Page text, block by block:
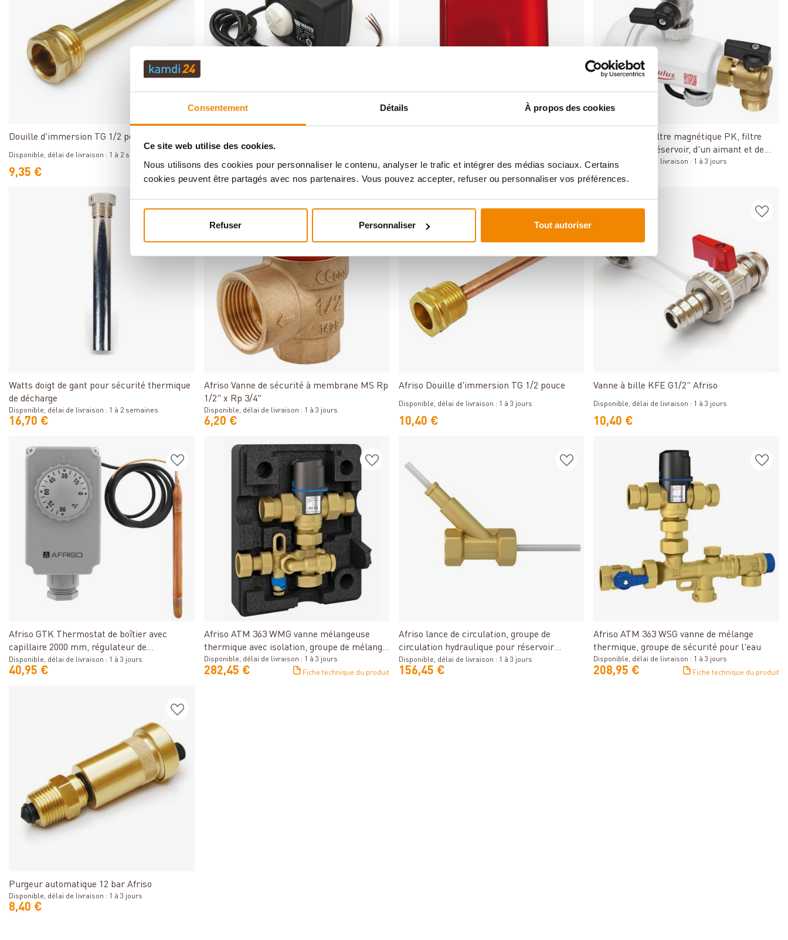
Consentement Détails À propos des cookies
Ce site web utilise des cookies.
Nous utilisons des cookies pour personnaliser le contenu, analyser le trafic et intégrer des médias sociaux. Certains
cookies peuvent être partagés avec nos partenaires. Vous pouvez accepter, refuser ou personnaliser vos préférences.
Refuser Personnaliser Tout autoriser
Douille d'immersion TG 1/2 pouce Watts
Disponible, délai de livraison : 1 à 2 semaines
9,35 €
3/4 pouce
Disponible, délai de livraison : 1 à 2 semaines
138,60 € 133,20 €
Regulus 3/4" Filtre magnétique PK, filtre
composé d'un réservoir, d'un aimant et de
vannes à bille pour chaudière à gaz
Disponible, délai de livraison : 1 à 3 jours
96,00 €
Watts doigt de gant pour sécurité thermique
de décharge
Disponible, délai de livraison : 1 à 2 semaines
16,70 €
Détails
Afriso Vanne de sécurité à membrane MS Rp
1/2" x Rp 3/4"
Disponible, délai de livraison : 1 à 3 jours
6,20 €
Afriso Douille d'immersion TG 1/2 pouce
Disponible, délai de livraison : 1 à 3 jours
10,40 €
Vanne à bille KFE G1/2" Afriso
Disponible, délai de livraison : 1 à 3 jours
10,40 €
Afriso GTK Thermostat de boîtier avec
capillaire 2000 mm, régulateur de
température
Disponible, délai de livraison : 1 à 3 jours
40,95 €
Détails
Afriso ATM 363 WMG vanne mélangeuse
thermique avec isolation, groupe de mélange
d'eau
Disponible, délai de livraison : 1 à 3 jours
282,45 € Fiche technique du produit
Afriso lance de circulation, groupe de
circulation hydraulique pour réservoir
hygiénique
Disponible, délai de livraison : 1 à 3 jours
156,45 €
Afriso ATM 363 WSG vanne de mélange
thermique, groupe de sécurité pour l'eau
Disponible, délai de livraison : 1 à 3 jours
208,95 € Fiche technique du produit
Purgeur automatique 12 bar Afriso
Disponible, délai de livraison : 1 à 3 jours
8,40 €